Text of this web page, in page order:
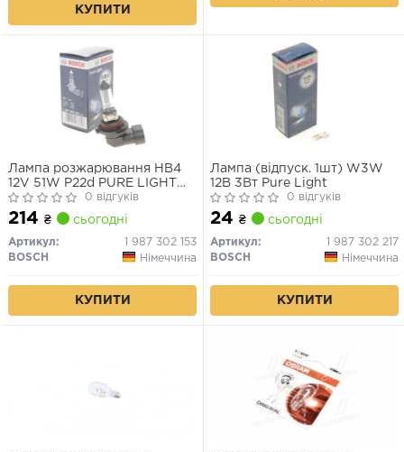
КУПИТИ
Лампа розжарювання HB4
12V 51W P22d PURE LIGHT
(вир-во Bosch)0 відгуків
214 ₴ сьогодні
Артикул:
1 987 302 153
BOSCH
Німеччина
КУПИТИ
Лампа (відпуск. 1шт) W3W
12В 3Вт Pure Light
0 відгуків
24 ₴ сьогодні
Артикул:
1 987 302 217
BOSCH
Німеччина
КУПИТИ